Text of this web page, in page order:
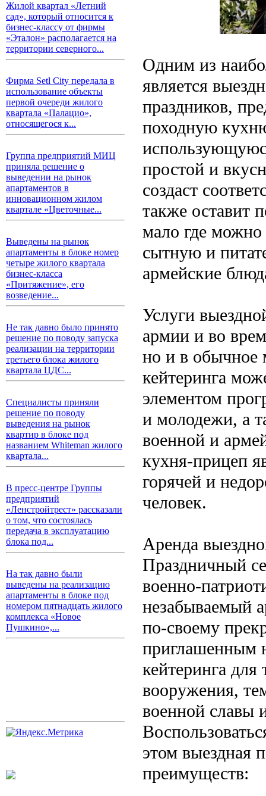
Жилой квартал «Летний
сад», который относится к
бизнес-классу от фирмы
«Эталон» располагается на
территории северного...
Фирма Setl City передала в
использование объекты
первой очереди жилого
квартала «Палацио»,
относящегося к...
Группа предприятий МИЦ
приняла решение о
выведении на рынок
апартаментов в
инновационном жилом
квартале «Цветочные...
Выведены на рынок
апартаменты в блоке номер
четыре жилого квартала
бизнес-класса
«Притяжение», его
возведение...
Не так давно было принято
решение по поводу запуска
реализации на территории
третьего блока жилого
квартала ЦДС...
Специалисты приняли
решение по поводу
выведения на рынок
квартир в блоке под
названием Whiteman жилого
квартала...
В пресс-центре Группы
предприятий
«Ленстройтрест» рассказали
о том, что состоялась
передача в эксплуатацию
блока под...
На так давно были
выведены на реализацию
апартаменты в блоке под
номером пятнадцать жилого
комплекса «Новое
Пушкино»,...
Одним из
является
праздников,
походную
простой и
создаст
также оставит
мало где
сытную и
армейские
Услуги
армии и во
но и в обычное
кейтеринга
элементом
и молодежи, а
военной и
кухня-прицеп
горячей и
человек.
Аренда
Праздничный
военно-
незабываемый
по-своему
приглашенным
кейтеринга
вооружения,
военной славы
этом выездная
преимуществ: